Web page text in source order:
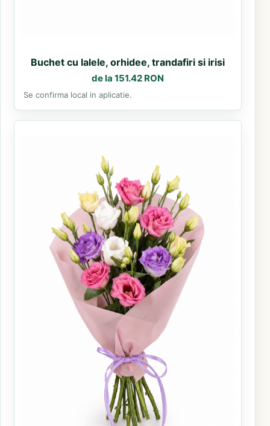
Buchet cu lalele, orhidee, trandafiri si irisi
de la 151.42 RON
Se confirma local in aplicatie.